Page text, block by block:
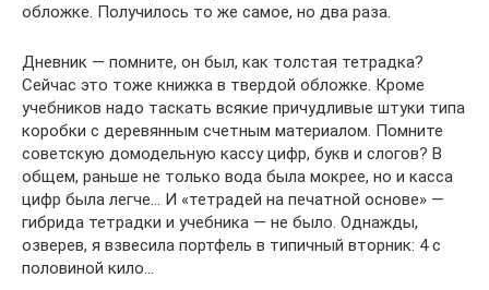
обложке. Получилось то же самое, но два раза.
Дневник — помните, он был, как толстая тетрадка?
Сейчас это тоже книжка в твердой обложке. Кроме
учебников надо таскать всякие причудливые штуки типа
коробки с деревянным счетным материалом. Помните
советскую домодельную кассу цифр, букв и слогов? В
общем, раньше не только вода была мокрее, но и касса
цифр была легче… И «тетрадей на печатной основе» —
гибрида тетрадки и учебника — не было. Однажды,
озверев, я взвесила портфель в типичный вторник: 4 с
половиной кило…